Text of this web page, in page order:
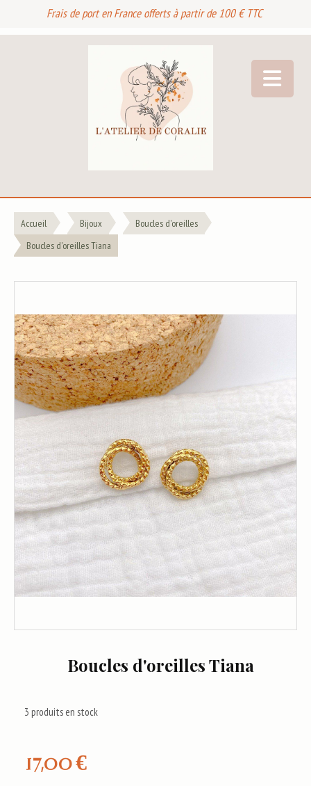
Frais de port en France offerts à partir de 100 € TTC
Accueil Bijoux
Boucles d'oreilles
Boucles d'oreilles Tiana
Boucles d'oreilles Tiana
17,00€
3 produits en stock